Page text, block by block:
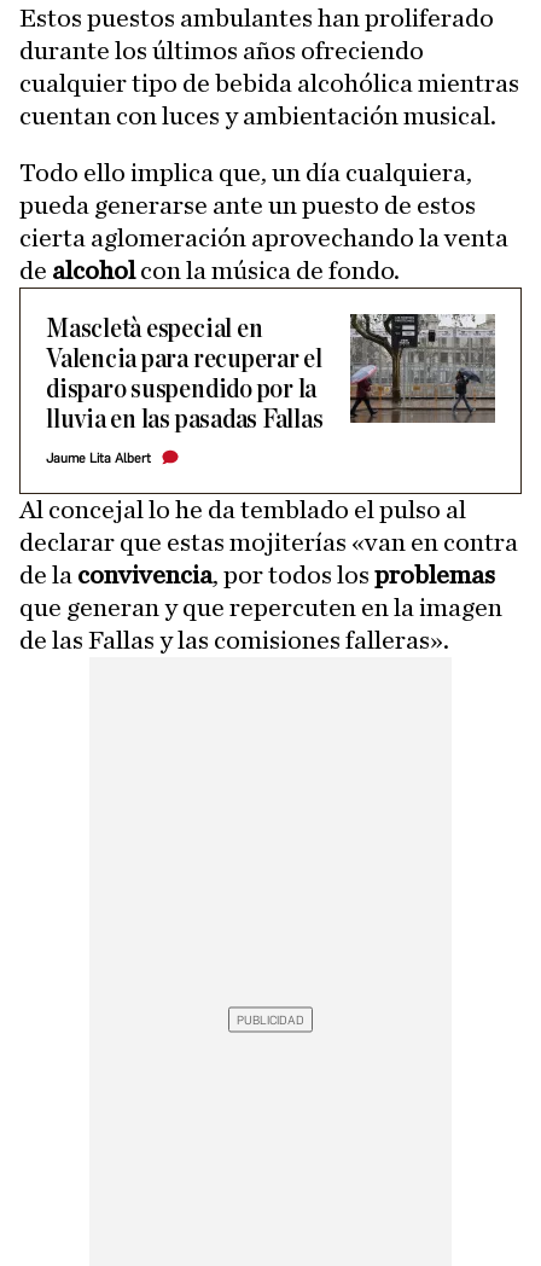
Estos puestos ambulantes han proliferado
durante los últimos años ofreciendo
cualquier tipo de bebida alcohólica mientras
cuentan con luces y ambientación musical.
Todo ello implica que, un día cualquiera,
pueda generarse ante un puesto de estos
cierta aglomeración aprovechando la venta
de alcoholcon la música de fondo.
Mascletà especial en
Valencia para recuperar el
disparo suspendido por la
lluvia en las pasadas Fallas
Jaume Lita Albert
Al concejal lo he da temblado el pulso al
declarar que estas mojiterías «van en contra
de la convivencia, por todos los problemas
que generan y que repercuten en la imagen
de las Fallas y las comisiones falleras».